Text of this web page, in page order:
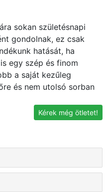
sokan születésnapi
gondolnak, ez csak
hatását, ha
egy szép és finom
a saját kezűleg
és nem utolsó sorban
Kérek még ötletet!